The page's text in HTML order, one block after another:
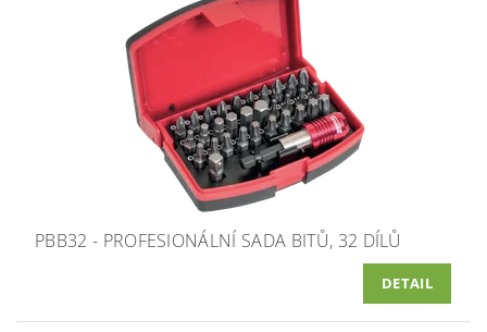
PBB32 - PROFESIONÁLNÍ SADA BITŮ, 32 DÍLŮ
DETAIL